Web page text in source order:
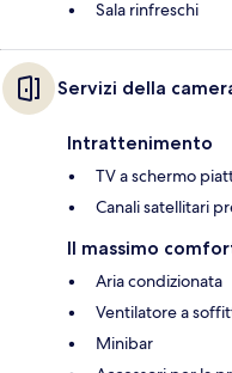
Sala rinfreschi
Servizi della
Intrattenimento
TV a schermo
Canali satellitari
Il massimo
Aria condizionata
Ventilatore a
Minibar